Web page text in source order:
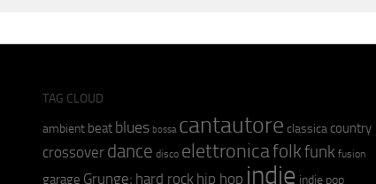
TAG CLOUD
ambient beat blues bossa cantautore classica country
crossover dance disco elettronicafolkfunk fusion
garage Grunge; hard rock hip hop indie indie pop